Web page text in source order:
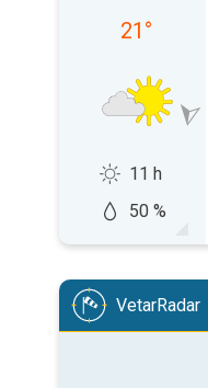
21 °
11 h
50 %
VetarRadar